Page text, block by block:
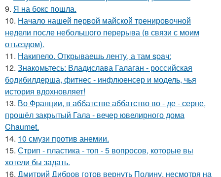
9. Я на бокс пошла.
10. Начало нашей первой майской тренировочной
недели после небольшого перерыва (в связи с моим
отъездом).
11. Накипело. Открываешь ленту, а там spaч:
12. Знакомьтесь: Владислава Галаган - российская
бодибилдерша, фитнес - инфлюенсер и модель, чья
история вдохновляет!
13. Во Франции, в аббатстве аббатство во - де - серне,
прошёл закрытый Гала - вечер ювелирного дома
Chaumet.
14. 10 смузи против анемии.
15. Стрип - пластика - топ - 5 вопросов, которые вы
хотели бы задать.
16. Дмитрий Дибров готов вернуть Полину, несмотря на